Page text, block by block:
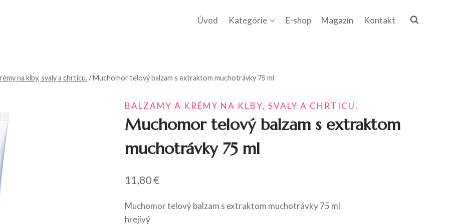
Úvod Kategórie E-shop Magazín Kontakt
na kĺby, svaly a chrticu. /Muchomor telový balzam s extraktom muchotrávky 75 ml
BALZAMY A KRÉMY NA KĹBY, SVALY A CHRTICU.
Muchomor telový balzam s extraktom
muchotrávky 75 ml
11,80€
Muchomor telový balzam s extraktom muchotrávky 75 ml
hrejivý